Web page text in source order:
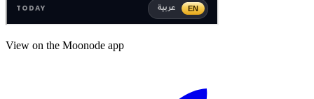
View on the Moonode app